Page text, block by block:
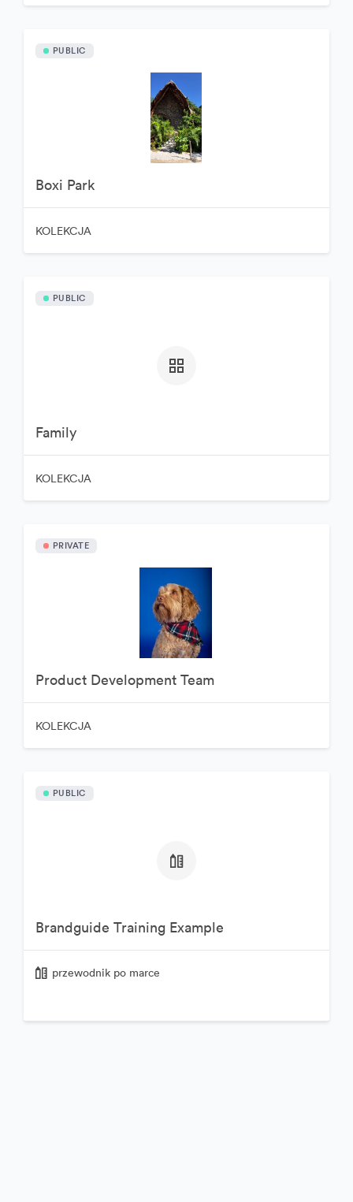
PUBLIC
Boxi Park
KOLEKCJA
PUBLIC
Family
KOLEKCJA
PRIVATE
Product Development Team
KOLEKCJA
PUBLIC
Brandguide Training Example
przewodnik po marce